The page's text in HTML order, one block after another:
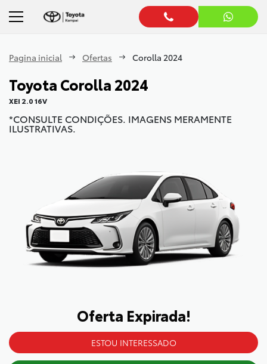
Pagina inicial Ofertas Corolla 2024
Toyota Corolla 2024
XEI 2.0 16V
Oferta Expirada!
*CONSULTE CONDIÇÕES. IMAGENS MERAMENTE
ILUSTRATIVAS.
ESTOU INTERESSADO